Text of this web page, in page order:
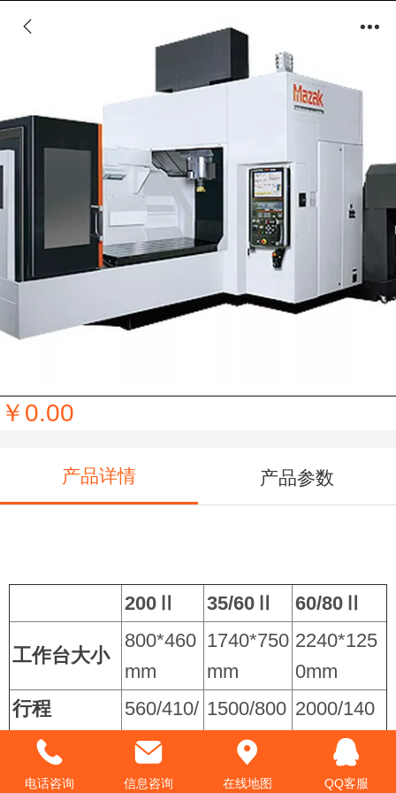
￥0.00
产品详情 产品参数
200Ⅱ 35/60Ⅱ 60/80Ⅱ
工作台大小
800*460
mm
1740*750
mm
2240*125
0mm
行程
X/Y/Z)
560/410/
410mm
1500/800
/660mm
2000/140
0/660mm
快速进给速
52000m 52000m 52000mm
电话咨询 信息咨询 在线地图 QQ客服